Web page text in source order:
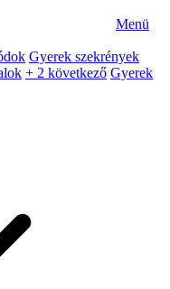
Menü
Gyerek szekrények
+ 2 következő Gyerek